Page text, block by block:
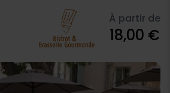
À partir de
18,00 €